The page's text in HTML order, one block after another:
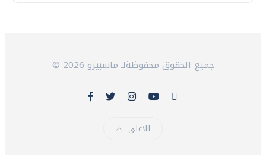
© 2026 جميع الحقوق محفوظةلـ ماسبيرو
للاعلى